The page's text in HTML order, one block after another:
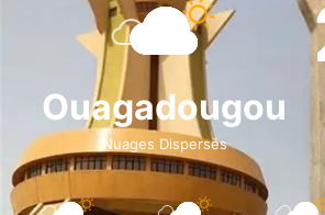
b
o
k
i
n
Ouagadougou
Nuages Dispersés